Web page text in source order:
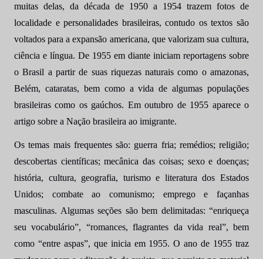
muitas delas, da década de 1950 a 1954 trazem fotos de
localidade e personalidades brasileiras, contudo os textos são
voltados para a expansão americana, que valorizam sua cultura,
ciência e língua. De 1955 em diante iniciam reportagens sobre
o Brasil a partir de suas riquezas naturais como o amazonas,
Belém, cataratas, bem como a vida de algumas populações
brasileiras como os gaúchos. Em outubro de 1955 aparece o
artigo sobre a Nação brasileira ao imigrante.
Os temas mais frequentes são: guerra fria; remédios; religião;
descobertas científicas; mecânica das coisas; sexo e doenças;
história, cultura, geografia, turismo e literatura dos Estados
Unidos; combate ao comunismo; emprego e façanhas
masculinas. Algumas seções são bem delimitadas: “enriqueça
seu vocabulário”, “romances, flagrantes da vida real”, bem
como “entre aspas”, que inicia em 1955. O ano de 1955 traz